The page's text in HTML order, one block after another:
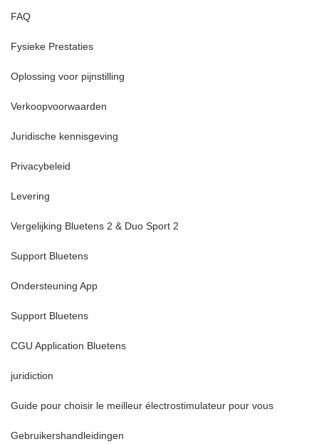
FAQ
Fysieke Prestaties
Oplossing voor pijnstilling
Verkoopvoorwaarden
Juridische kennisgeving
Privacybeleid
Levering
Vergelijking Bluetens 2 & Duo Sport 2
Support Bluetens
Ondersteuning App
Support Bluetens
CGU Application Bluetens
juridiction
Guide pour choisir le meilleur électrostimulateur pour vous
Gebruikershandleidingen